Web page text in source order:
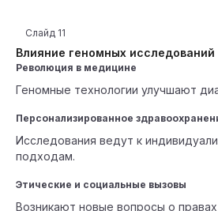
Влияние геномных исследований
Слайд 11
Революция в медицине
Геномные технологии улучшают
Персонализированное
Исследования ведут к
подходам.
Этические и социальные вызовы
Возникают новые вопросы о